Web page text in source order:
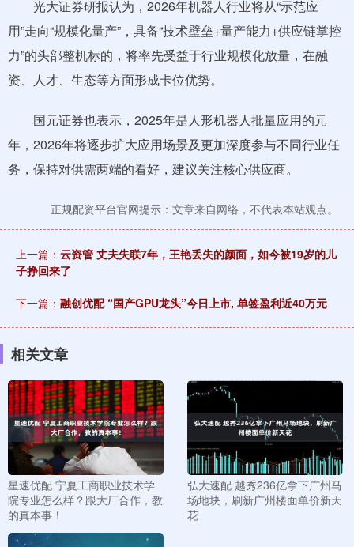
光大证券研报认为，2026年机器人行业将从“示范应
用”走向“规模化量产”，具备“技术壁垒+量产能力+供应链掌控
力”的头部整机标的，将率先受益于行业规模化放量，在融
资、人才、生态等方面形成卡位优势。
国元证券也表示，2025年是人形机器人批量应用的元
年，2026年将逐步扩大应用场景及更加深度参与不同行业任
务，保持对供需两端的看好，建议关注核心供应商。
正规配资平台官网提示：文章来自网络，不代表本站观点。
上一篇： 云资管 丈夫失联7年，王艳丢失的颜面，如今被19岁的儿
子挣回来了
下一篇： 融创优配 “国产GPU龙头”今日上市, 单签盈利近40万元
相关文章
星速优配 宁夏工商职业技术学
院专业怎么样？跟大厂合作，教
的真本事！
弘大速配 越秀236亿拿下广州马
场地块，刷新广州楼面单价新天
花